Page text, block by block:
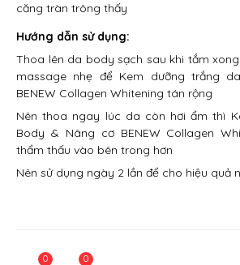
căng tràn trông thấy
Hướng dẫn sử dụng:
Thoa lên da body sạch sau khi tắm
massage nhẹ để Kem dưỡng trắng
BENEW Collagen Whitening tán rộng
Nên thoa ngay lúc da còn hơi ẩm thì
Body & Nâng cơ BENEW Collagen
thẩm thấu vào bên trong hơn
Nên sử dụng ngày 2 lần để cho hiệu quả
0 0